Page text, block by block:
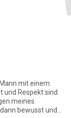
mit einem
und Respekt sind
meines
bewusst und